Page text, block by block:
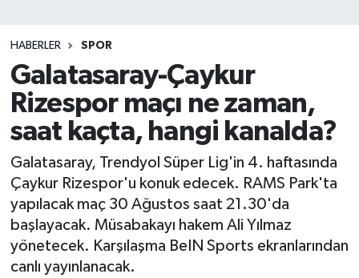
HABERLER SPOR
Galatasaray-Çaykur
Rizespor maçı ne zaman,
saat kaçta, hangi kanalda?
Galatasaray, Trendyol Süper Lig'in 4. haftasında
Çaykur Rizespor'u konuk edecek. RAMS Park'ta
yapılacak maç 30 Ağustos saat 21.30'da
başlayacak. Müsabakayı hakem Ali Yılmaz
yönetecek. Karşılaşma BeIN Sports ekranlarından
canlı yayınlanacak.
Teknoloji
TRABZON
Yaşam